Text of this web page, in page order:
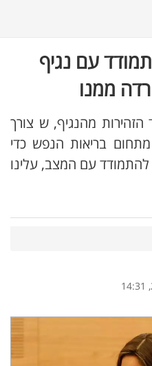
עם נגיף
ממנו
מהנגיף, ש צורך
בריאות הנפש כדי
להתמודד עם המצב, עלינו